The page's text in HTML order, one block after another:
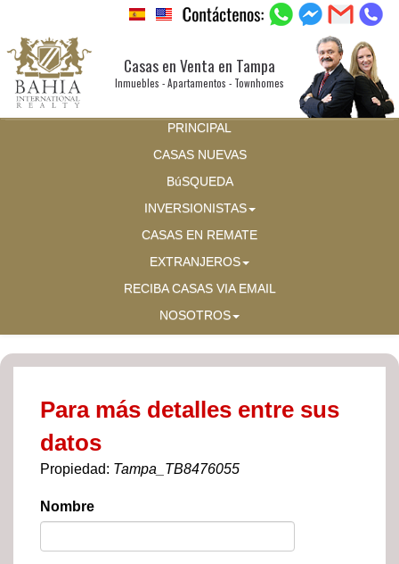
Casas en Venta en Tampa
Inmuebles - Apartamentos - Townhomes
PRINCIPAL
CASAS NUEVAS
BúSQUEDA
INVERSIONISTAS
CASAS EN REMATE
EXTRANJEROS
RECIBA CASAS VIA EMAIL
NOSOTROS
Para más detalles entre sus
datos
Propiedad: Tampa_TB8476055
Nombre